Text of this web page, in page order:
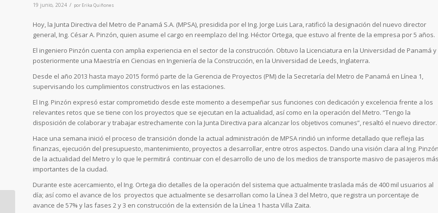
19 junio, 2024 / por Erika Quiñones
Hoy, la Junta Directiva del Metro de Panamá S.A. (MPSA), presidida por el Ing. Jorge Luis Lara, ratificó la designación del nuevo director
general, Ing. César A. Pinzón, quien asume el cargo en reemplazo del Ing. Héctor Ortega, que estuvo al frente de la empresa por 5 años.
El ingeniero Pinzón cuenta con amplia experiencia en el sector de la construcción. Obtuvo la Licenciatura en la Universidad de Panamá y
posteriormente una Maestría en Ciencias en Ingeniería de la Construcción, en la Universidad de Leeds, Inglaterra.
Desde el año 2013 hasta mayo 2015 formó parte de la Gerencia de Proyectos (PM) de la Secretaría del Metro de Panamá en Línea 1,
supervisando los cumplimientos constructivos en las estaciones.
El Ing. Pinzón expresó estar comprometido desde este momento a desempeñar sus funciones con dedicación y excelencia frente a los
relevantes retos que se tiene con los proyectos que se ejecutan en la actualidad, así como en la operación del Metro. “Tengo la
disposición de colaborar y trabajar estrechamente con la Junta Directiva para alcanzar los objetivos comunes”, resaltó el nuevo director.
Hace una semana inició el proceso de transición donde la actual administración de MPSA rindió un informe detallado que refleja las
finanzas, ejecución del presupuesto, mantenimiento, proyectos a desarrollar, entre otros aspectos. Dando una visión clara al Ing. Pinzón
de la actualidad del Metro y lo que le permitirá continuar con el desarrollo de uno de los medios de transporte masivo de pasajeros más
importantes de la ciudad.
Durante este acercamiento, el Ing. Ortega dio detalles de la operación del sistema que actualmente traslada más de 400 mil usuarios al
día; así como el avance de los proyectos que actualmente se desarrollan como la Línea 3 del Metro, que registra un porcentaje de
avance de 57% y las fases 2 y 3 en construcción de la extensión de la Línea 1 hasta Villa Zaita.